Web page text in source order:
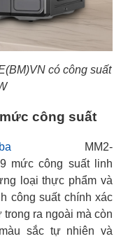
có công suất
công suất
MM2-
mức công suất linh
loại thực phẩm và
công suất chính xác
ra ngoài mà còn
sắc tự nhiên và